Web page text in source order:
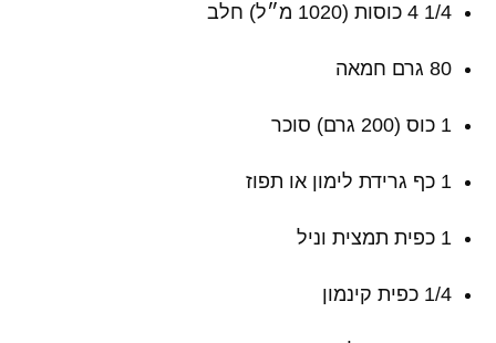
1/4 4 כוסות (1020 מ״ל) חלב
80 גרם חמאה
1 כוס (200 גרם) סוכר
1 כף גרידת לימון או תפוז
1 כפית תמצית וניל
1/4 כפית קינמון